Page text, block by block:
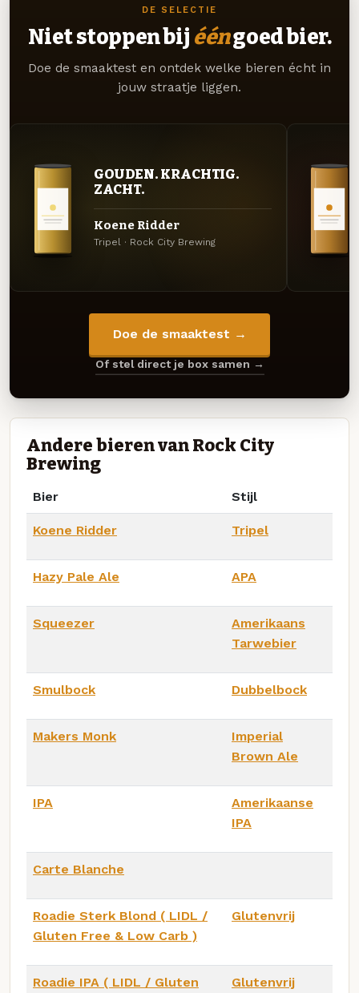
DE SELECTIE
Niet stoppen bij ééngoed bier.
Doe de smaaktest en ontdek welke bieren écht in
jouw straatje liggen.
GOUDEN. KRACHTIG.
ZACHT.
Koene Ridder
Tripel · Rock City Brewing
Doe de smaaktest →
Of stel direct je box samen →
Andere bieren van Rock City
Brewing
Bier Stijl
Koene Ridder Tripel
Hazy Pale Ale APA
Squeezer
Amerikaans
Tarwebier
Smulbock Dubbelbock
Makers Monk
Imperial
Brown Ale
IPA
Amerikaanse
IPA
Carte Blanche
Roadie Sterk Blond ( LIDL /
Gluten Free & Low Carb )
Glutenvrij
Roadie IPA ( LIDL / Gluten
Glutenvrij